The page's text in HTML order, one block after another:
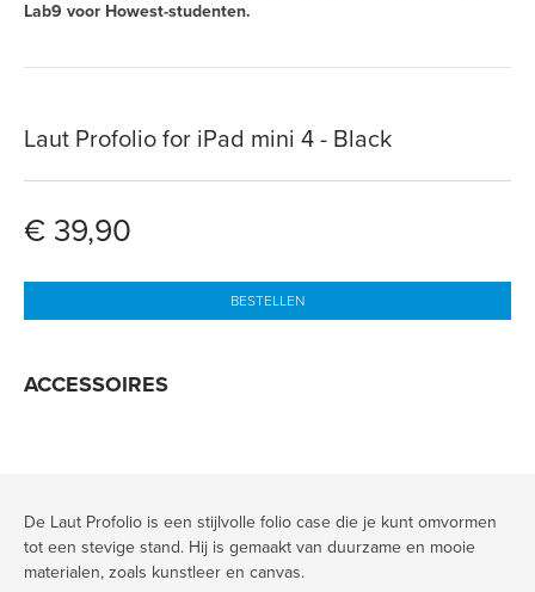
Lab9 voor Howest-studenten.
Laut Profolio for iPad mini 4 - Black
€ 39,90
BESTELLEN
ACCESSOIRES
De Laut Profolio is een stijlvolle folio case die je kunt omvormen
tot een stevige stand. Hij is gemaakt van duurzame en mooie
materialen, zoals kunstleer en canvas.